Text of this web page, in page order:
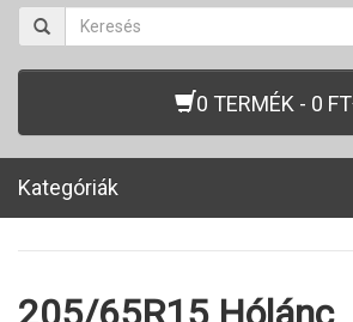
0 TERMÉK - 0 FT
Kategóriák